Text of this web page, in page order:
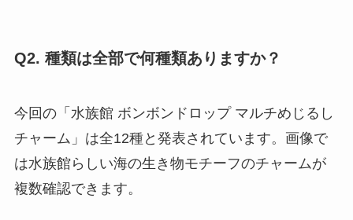
Q2. 種類は全部で何種類ありますか？
今回の「水族館 ボンボンドロップ マルチめじるし
チャーム」は全12種と発表されています。画像で
は水族館らしい海の生き物モチーフのチャームが
複数確認できます。